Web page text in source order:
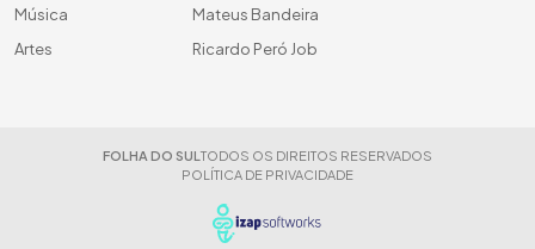
Música
Artes
Mateus Bandeira
Ricardo Peró Job
FOLHA DO SUL TODOS OS DIREITOS RESERVADOS
POLÍTICA DE PRIVACIDADE